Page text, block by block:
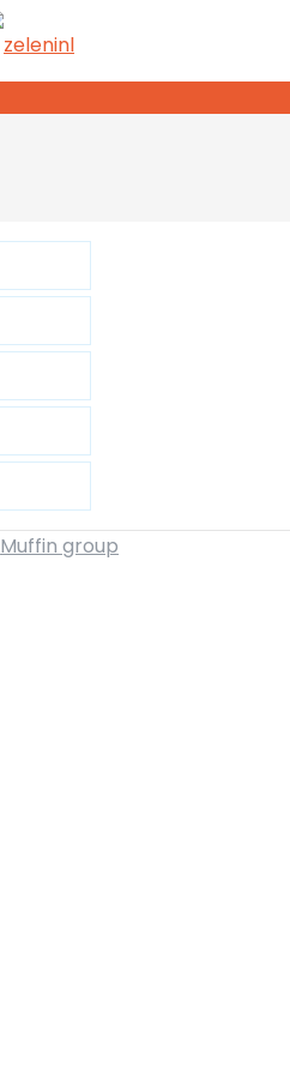
Muffin group